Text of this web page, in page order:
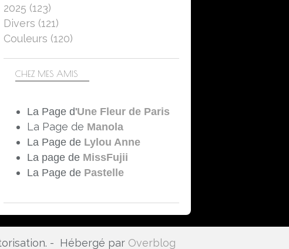
2025 (123)
Divers (121)
Couleurs (120)
CHEZ MES AMIS
La Page d'Une Fleur de Paris
La Page de Manola
La Page de Lylou Anne
La page de MissFujii
La Page de Pastelle
- Hébergé par Overblog